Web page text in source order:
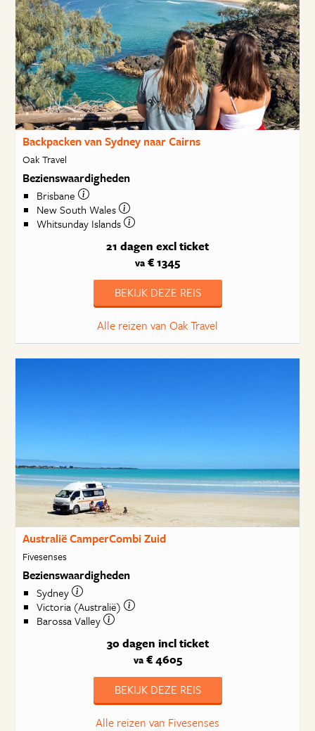
Backpacken van Sydney naar Cairns
Oak Travel
Bezienswaardigheden
Brisbane
New South Wales
Whitsunday Islands
21 dagen excl ticket
va € 1345
BEKIJK DEZE REIS
Alle reizen van Oak Travel
Australië CamperCombi Zuid
Fivesenses
Bezienswaardigheden
Sydney
Victoria (Australië)
Barossa Valley
30 dagen incl ticket
va€ 4605
BEKIJK DEZE REIS
Alle reizen van Fivesenses